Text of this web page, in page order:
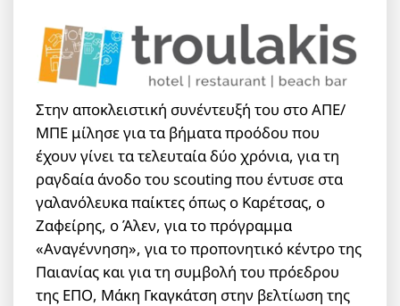
Στην αποκλειστική συνέντευξή του στο ΑΠΕ/
ΜΠΕ μίλησε για τα βήματα προόδου που
έχουν γίνει τα τελευταία δύο χρόνια, για τη
ραγδαία άνοδο του scouting που έντυσε στα
γαλανόλευκα παίκτες όπως ο Καρέτσας, ο
Ζαφείρης, ο Άλεν, για το πρόγραμμα
«Αναγέννηση», για το προπονητικό κέντρο της
Παιανίας και για τη συμβολή του πρόεδρου
της ΕΠΟ, Μάκη Γκαγκάτση στην βελτίωση της